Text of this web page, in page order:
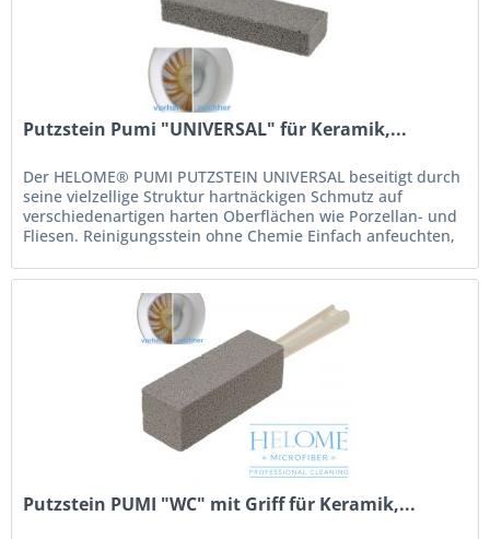
Putzstein Pumi "UNIVERSAL" für Keramik,...
Der HELOME® PUMI PUTZSTEIN UNIVERSAL beseitigt durch
seine vielzellige Struktur hartnäckigen Schmutz auf
verschiedenartigen harten Oberflächen wie Porzellan- und
Fliesen. Reinigungsstein ohne Chemie Einfach anfeuchten,
Putzstein PUMI "WC" mit Griff für Keramik,...